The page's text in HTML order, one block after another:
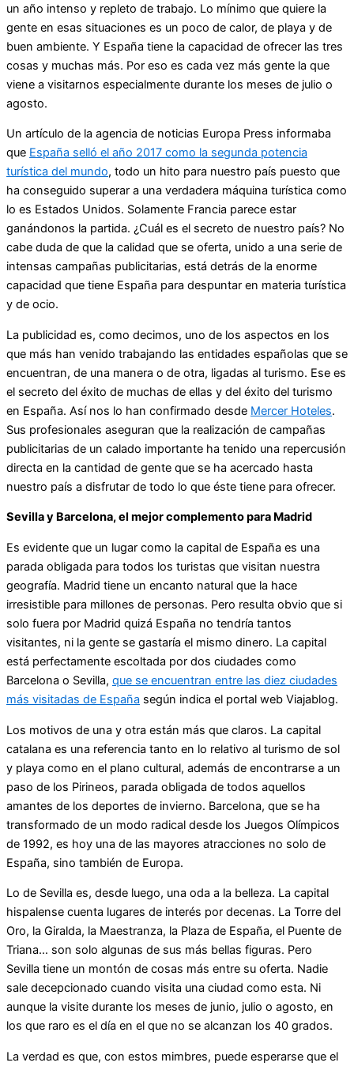
un año intenso y repleto de trabajo. Lo mínimo que quiere la
gente en esas situaciones es un poco de calor, de playa y de
buen ambiente. Y España tiene la capacidad de ofrecer las tres
cosas y muchas más. Por eso es cada vez más gente la que
viene a visitarnos especialmente durante los meses de julio o
agosto.
Un artículo de la agencia de noticias Europa Press informaba
que España selló el año 2017 como la segunda potencia
turística del mundo, todo un hito para nuestro país puesto que
ha conseguido superar a una verdadera máquina turística como
lo es Estados Unidos. Solamente Francia parece estar
ganándonos la partida. ¿Cuál es el secreto de nuestro país? No
cabe duda de que la calidad que se oferta, unido a una serie de
intensas campañas publicitarias, está detrás de la enorme
capacidad que tiene España para despuntar en materia turística
y de ocio.
La publicidad es, como decimos, uno de los aspectos en los
que más han venido trabajando las entidades españolas que se
encuentran, de una manera o de otra, ligadas al turismo. Ese es
el secreto del éxito de muchas de ellas y del éxito del turismo
en España. Así nos lo han confirmado desde Mercer Hoteles.
Sus profesionales aseguran que la realización de campañas
publicitarias de un calado importante ha tenido una repercusión
directa en la cantidad de gente que se ha acercado hasta
nuestro país a disfrutar de todo lo que éste tiene para ofrecer.
Sevilla y Barcelona, el mejor complemento para Madrid
Es evidente que un lugar como la capital de España es una
parada obligada para todos los turistas que visitan nuestra
geografía. Madrid tiene un encanto natural que la hace
irresistible para millones de personas. Pero resulta obvio que si
solo fuera por Madrid quizá España no tendría tantos
visitantes, ni la gente se gastaría el mismo dinero. La capital
está perfectamente escoltada por dos ciudades como
Barcelona o Sevilla, que se encuentran entre las diez ciudades
más visitadas de España según indica el portal web Viajablog.
Los motivos de una y otra están más que claros. La capital
catalana es una referencia tanto en lo relativo al turismo de sol
y playa como en el plano cultural, además de encontrarse a un
paso de los Pirineos, parada obligada de todos aquellos
amantes de los deportes de invierno. Barcelona, que se ha
transformado de un modo radical desde los Juegos Olímpicos
de 1992, es hoy una de las mayores atracciones no solo de
España, sino también de Europa.
Lo de Sevilla es, desde luego, una oda a la belleza. La capital
hispalense cuenta lugares de interés por decenas. La Torre del
Oro, la Giralda, la Maestranza, la Plaza de España, el Puente de
Triana… son solo algunas de sus más bellas figuras. Pero
Sevilla tiene un montón de cosas más entre su oferta. Nadie
sale decepcionado cuando visita una ciudad como esta. Ni
aunque la visite durante los meses de junio, julio o agosto, en
los que raro es el día en el que no se alcanzan los 40 grados.
La verdad es que, con estos mimbres, puede esperarse que el